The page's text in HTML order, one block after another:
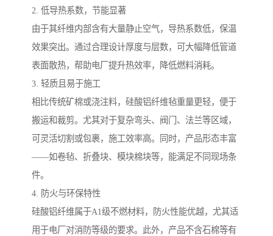
2. 低导热系数，节能显著
由于其纤维内部含有大量静止空气，导热系数低，保温
效果突出。通过合理设计厚度与层数，可大幅降低管道
表面散热，帮助电厂提升热效率，降低燃料消耗。
3. 轻质且易于施工
相比传统矿棉或浇注料，硅酸铝纤维毡重量更轻，便于
搬运和裁剪。尤其对于复杂弯头、阀门、法兰等区域，
可灵活切割或包裹，施工效率高。同时，产品形态丰富
——如卷毡、折叠块、模块棉块等，能满足不同现场条
件。
4. 防火与环保特性
硅酸铝纤维属于A1级不燃材料，防火性能优越，尤其适
用于电厂对消防等级的要求。此外，产品不含石棉等有